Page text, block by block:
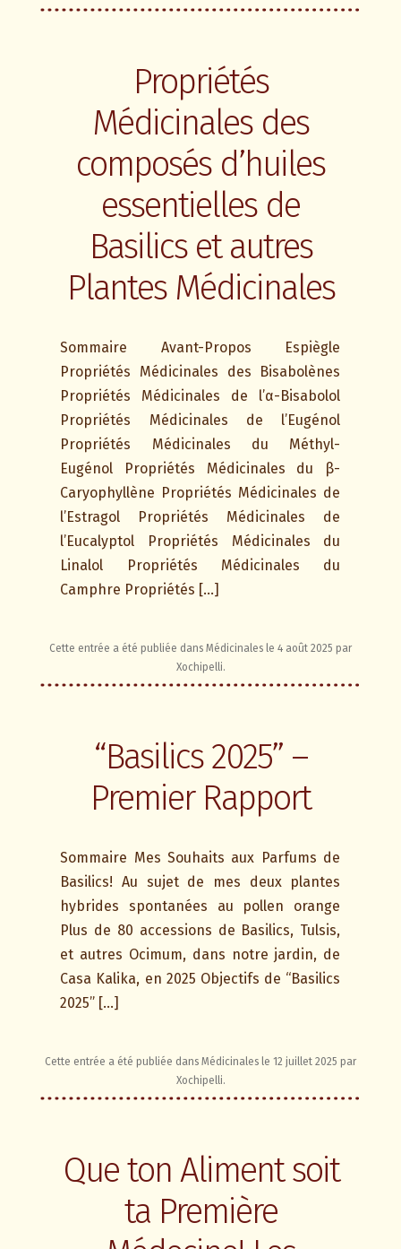
Propriétés
Médicinales des
composés d’huiles
essentielles de
Basilics et autres
Plantes Médicinales
Sommaire Avant-Propos Espiègle
Propriétés Médicinales des Bisabolènes
Propriétés Médicinales de l’α-Bisabolol
Propriétés Médicinales de l’Eugénol
Propriétés Médicinales du Méthyl-
Eugénol Propriétés Médicinales du β-
Caryophyllène Propriétés Médicinales de
l’Estragol Propriétés Médicinales de
l’Eucalyptol Propriétés Médicinales du
Linalol Propriétés Médicinales du
Camphre Propriétés […]
Cette entrée a été publiée dans Médicinales le 4 août 2025 par
Xochipelli.
“Basilics 2025” –
Premier Rapport
Sommaire Mes Souhaits aux Parfums de
Basilics! Au sujet de mes deux plantes
hybrides spontanées au pollen orange
Plus de 80 accessions de Basilics, Tulsis,
et autres Ocimum, dans notre jardin, de
Casa Kalika, en 2025 Objectifs de “Basilics
2025” […]
Cette entrée a été publiée dans Médicinales le 12 juillet 2025 par
Xochipelli.
Que ton Aliment soit
ta Première